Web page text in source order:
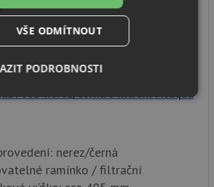
nerez/černá s filtrem Fitaqua
nerez/černá
ramínko / filtrační
VŠE ODMÍTNOUT
PODROBNOSTI
Výkonové
Soubory
soubory
Nezařazené